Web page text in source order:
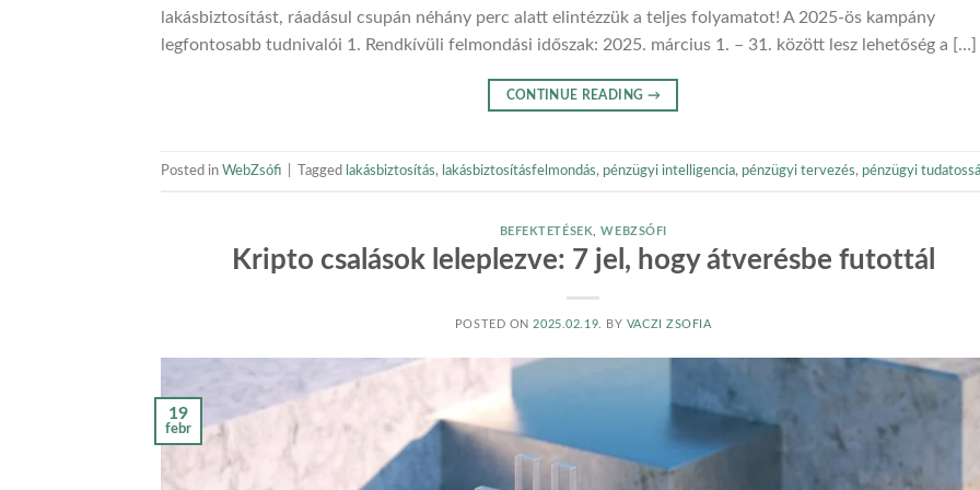
lakásbiztosítást, ráadásul csupán néhány perc alatt elintézzük a teljes folyamatot! A 2025-ös kampány
legfontosabb tudnivalói 1. Rendkívüli felmondási időszak: 2025. március 1. – 31. között lesz lehetőség a […]
CONTINUE READING →
Posted in WebZsófi Tagged lakásbiztosítás, lakásbiztosításfelmondás, pénzügyi intelligencia, pénzügyi tervezés, pénzügyi
BEFEKTETÉSEK ,WEBZSÓFI
Kripto csalások leleplezve: 7 jel, hogy átverésbe futottál
POSTED ON 2025.02.19. BY VACZI ZSOFIA
19
febr